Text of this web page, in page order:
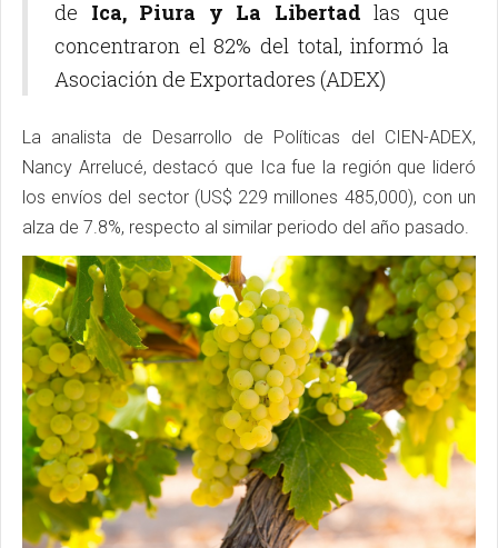
de Ica, Piura y La Libertad las que
concentraron el 82% del total, informó la
Asociación de Exportadores (ADEX)
La analista de Desarrollo de Políticas del CIEN-ADEX,
Nancy Arrelucé, destacó que Ica fue la región que lideró
los envíos del sector (US$ 229 millones 485,000), con un
alza de 7.8%, respecto al similar periodo del año pasado.